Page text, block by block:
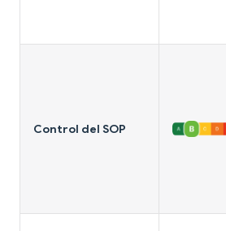
Control del SOP